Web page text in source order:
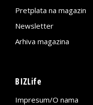
Pretplata na magazin
Newsletter
Arhiva magazina
BIZLife
Impresum/O nama